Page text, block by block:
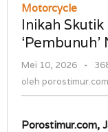
Motorcycle
Inikah
‘Pembunuh’
Mei 10, 2026
oleh
-
oleh porostimur.com
Porostimur.com,